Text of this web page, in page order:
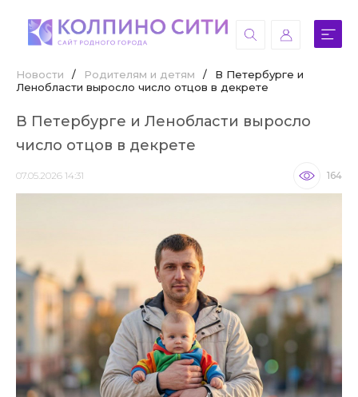
Новости / Родителям и детям /
В Петербурге и
Ленобласти выросло число отцов в декрете
В Петербурге и Ленобласти выросло
число отцов в декрете
07.05.2026 14:31 164